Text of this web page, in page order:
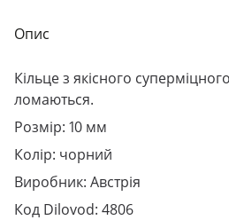
Опис
Кільце з якісного
ломаються.
Розмір: 10 мм
Колір: чорний
Виробник: Австрія
Код Dilovod: 4806